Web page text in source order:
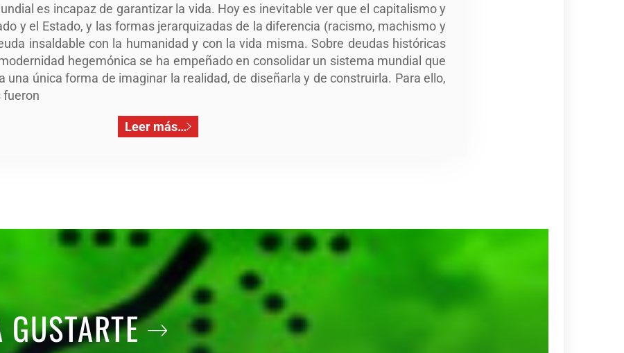
es incapaz de garantizar la vida. Hoy es inevitable ver que el capitalismo y
y el Estado, y las formas jerarquizadas de la diferencia (racismo, machismo y
insaldable con la humanidad y con la vida misma. Sobre deudas históricas
hegemónica se ha empeñado en consolidar un sistema mundial que
una única forma de imaginar la realidad, de diseñarla y de construirla. Para ello,
fueron
Leer más…